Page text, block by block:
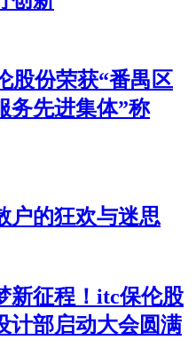
股份荣获“番禺区
务先进集体”称
户的狂欢与迷思
新征程！itc保伦股
计部启动大会圆满